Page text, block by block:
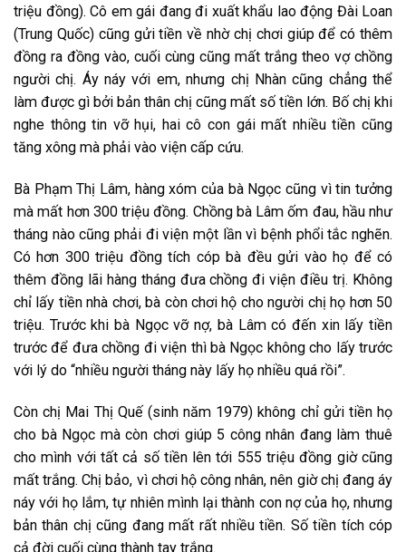
triệu đồng). Cô em gái đang đi xuất khẩu lao động Đài Loan
(Trung Quốc) cũng gửi tiền về nhờ chị chơi giúp để có thêm
đồng ra đồng vào, cuối cùng cũng mất trắng theo vợ chồng
người chị. Áy náy với em, nhưng chị Nhàn cũng chẳng thể
làm được gì bởi bản thân chị cũng mất số tiền lớn. Bố chị khi
nghe thông tin vỡ hụi, hai cô con gái mất nhiều tiền cũng
tăng xông mà phải vào viện cấp cứu.
Bà Phạm Thị Lâm, hàng xóm của bà Ngọc cũng vì tin tưởng
mà mất hơn 300 triệu đồng. Chồng bà Lâm ốm đau, hầu như
tháng nào cũng phải đi viện một lần vì bệnh phổi tắc nghẽn.
Có hơn 300 triệu đồng tích cóp bà đều gửi vào họ để có
thêm đồng lãi hàng tháng đưa chồng đi viện điều trị. Không
chỉ lấy tiền nhà chơi, bà còn chơi hộ cho người chị họ hơn 50
triệu. Trước khi bà Ngọc vỡ nợ, bà Lâm có đến xin lấy tiền
trước để đưa chồng đi viện thì bà Ngọc không cho lấy trước
với lý do “nhiều người tháng này lấy họ nhiều quá rồi”.
Còn chị Mai Thị Quế (sinh năm 1979) không chỉ gửi tiền họ
cho bà Ngọc mà còn chơi giúp 5 công nhân đang làm thuê
cho mình với tất cả số tiền lên tới 555 triệu đồng giờ cũng
mất trắng. Chị bảo, vì chơi hộ công nhân, nên giờ chị đang áy
náy với họ lắm, tự nhiên mình lại thành con nợ của họ, nhưng
bản thân chị cũng đang mất rất nhiều tiền. Số tiền tích cóp
cả đời cuối cùng thành tay trắng.